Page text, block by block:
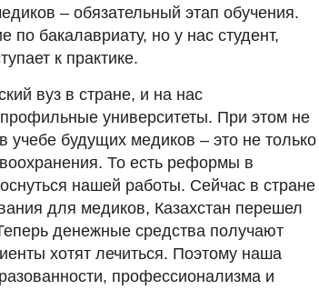
– обязательный этап обучения.
бакалавриату, но у нас студент,
к практике.
вуз в стране, и на нас
университеты. При этом не
учебе будущих медиков – это не только
То есть реформы в
нашей работы. Сейчас в стране
для медиков, Казахстан перешел
денежные средства получают
хотят лечиться. Поэтому наша
профессионализма и